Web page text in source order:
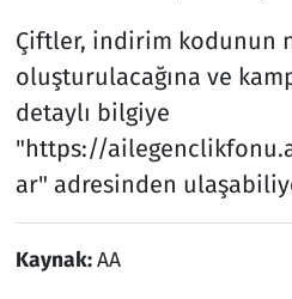
Çiftler, indirim kodunun
oluşturulacağına ve
detaylı bilgiye
"https://
ar" adresinden
Kaynak:AA